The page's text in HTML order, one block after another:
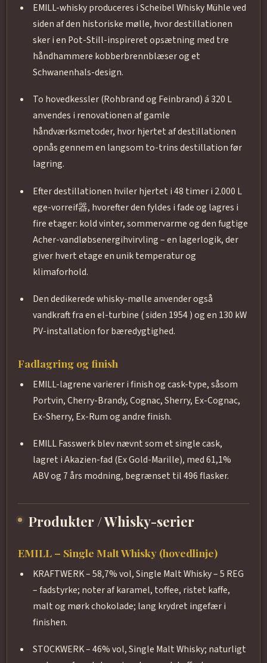
EMILL-whisky produceres i Scheibel Whisky Mühle ved
siden af den historiske mølle, hvor destillationen
sker i en Pot-Still-inspireret opsætning med tre
håndhammere kobberbrennblæser og et
Schwanenhals-design.
To hovedkessler (Rohbrand og Feinbrand) á 320 L
anvendes i renovationen af gamle
håndværksmetoder, hvor hjertet af destillationen
opnås gennem en langsom to-trins destillation før
lagring.
Efter destillationen hviler hjertet i 48 timer i 2.000 L
ege-vorreif器, hvorefter den fyldes i fade og lagres i
fire etager: kold vinter, sommervarme og den fugtige
Acher-vandløbsenergihvirvling – en lagerlogik, der
giver hvert etage en unik temperatur og
klimaforhold.
Den dedikerede whisky-mølle anvender også
vandkraft fra en el-turbine ( siden 1954 ) og en 130 kW
PV-installation for bæredygtighed.
Fadlagring og finish
EMILL-lagrene varierer i finish og cask-type, såsom
Portvin, Cherry-Brandy, Cognac, Sherry, Ex-Cognac,
Ex-Sherry, Ex-Rum og andre finish.
EMILL Fasswerk blev nævnt som et single cask,
lagret i Akazien-fad (Ex Gold-Marille), med 61,1%
ABV og 7 års modning, begrænset til 496 flasker.
Produkter / Whisky-serier
EMILL – Single Malt Whisky (hovedlinje)
KRAFTWERK – 58,7% vol, Single Malt Whisky – 5 REG
– fadstyrke; noter af karamel, toffee, ristet kaffe,
malt og mørk chokolade; lang krydret ingefær i
finishen.
STOCKWERK – 46% vol, Single Malt Whisky; naturligt